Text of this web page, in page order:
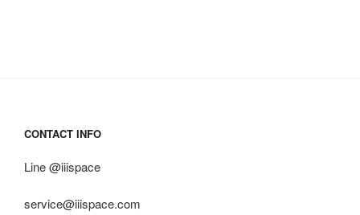
CONTACT INFO
Line @iiispace
service@iiispace.com